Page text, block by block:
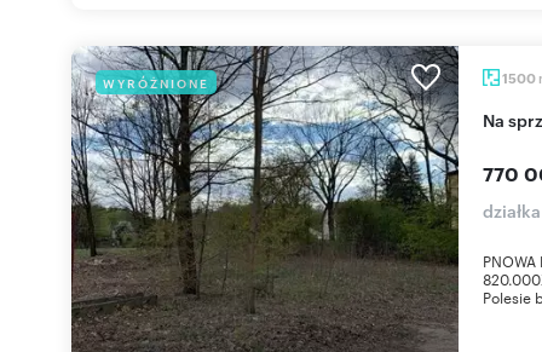
WYRÓŻNIONE 1500
Na
770
Polesie